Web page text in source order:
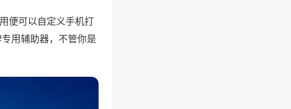
便可以自定义手机打
用辅助器，不管你是